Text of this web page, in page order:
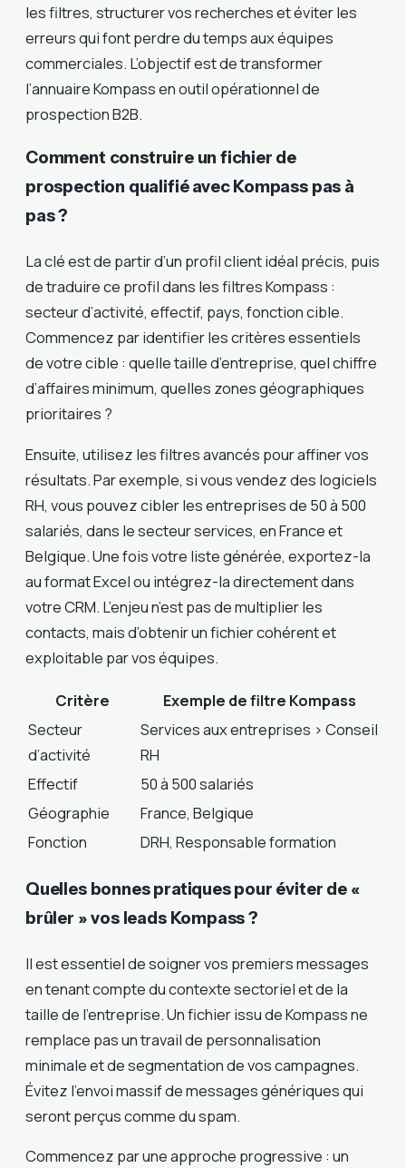
les filtres, structurer vos recherches et éviter les
erreurs qui font perdre du temps aux équipes
commerciales. L’objectif est de transformer
l’annuaire Kompass en outil opérationnel de
prospection B2B.
Comment construire un fichier de
prospection qualifié avec Kompass pas à
pas ?
La clé est de partir d’un profil client idéal précis, puis
de traduire ce profil dans les filtres Kompass :
secteur d’activité, effectif, pays, fonction cible.
Commencez par identifier les critères essentiels
de votre cible : quelle taille d’entreprise, quel chiffre
d’affaires minimum, quelles zones géographiques
prioritaires ?
Ensuite, utilisez les filtres avancés pour affiner vos
résultats. Par exemple, si vous vendez des logiciels
RH, vous pouvez cibler les entreprises de 50 à 500
salariés, dans le secteur services, en France et
Belgique. Une fois votre liste générée, exportez-la
au format Excel ou intégrez-la directement dans
votre CRM. L’enjeu n’est pas de multiplier les
contacts, mais d’obtenir un fichier cohérent et
exploitable par vos équipes.
Critère
Exemple de filtre Kompass
Secteur
d’activité
Services aux entreprises > Conseil
RH
Effectif
50 à 500 salariés
Géographie
France, Belgique
Fonction
DRH, Responsable formation
Quelles bonnes pratiques pour éviter de «
brûler » vos leads Kompass ?
Il est essentiel de soigner vos premiers messages
en tenant compte du contexte sectoriel et de la
taille de l’entreprise. Un fichier issu de Kompass ne
remplace pas un travail de personnalisation
minimale et de segmentation de vos campagnes.
Évitez l’envoi massif de messages génériques qui
seront perçus comme du spam.
Commencez par une approche progressive : un